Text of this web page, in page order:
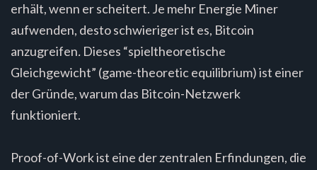
erhält, wenn er scheitert. Je mehr Energie Miner
aufwenden, desto schwieriger ist es, Bitcoin
anzugreifen. Dieses “spieltheoretische
Gleichgewicht” (game-theoretic equilibrium) ist einer
der Gründe, warum das Bitcoin-Netzwerk
funktioniert.
Proof-of-Work ist eine der zentralen Erfindungen, die